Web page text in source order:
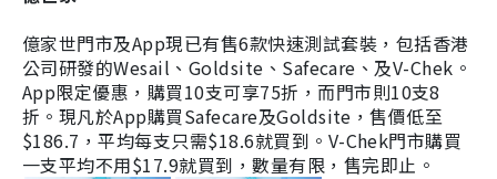
億家世門市及App現已有售6款快速測試套裝，包括香港
公司研發的Wesail、Goldsite、Safecare、及V-Chek。
App限定優惠，購買10支可享75折，而門市則10支8
折。現凡於App購買Safecare及Goldsite，售價低至
$186.7，平均每支只需$18.6就買到。V-Chek門市購買
一支平均不用$17.9就買到，數量有限，售完即止。